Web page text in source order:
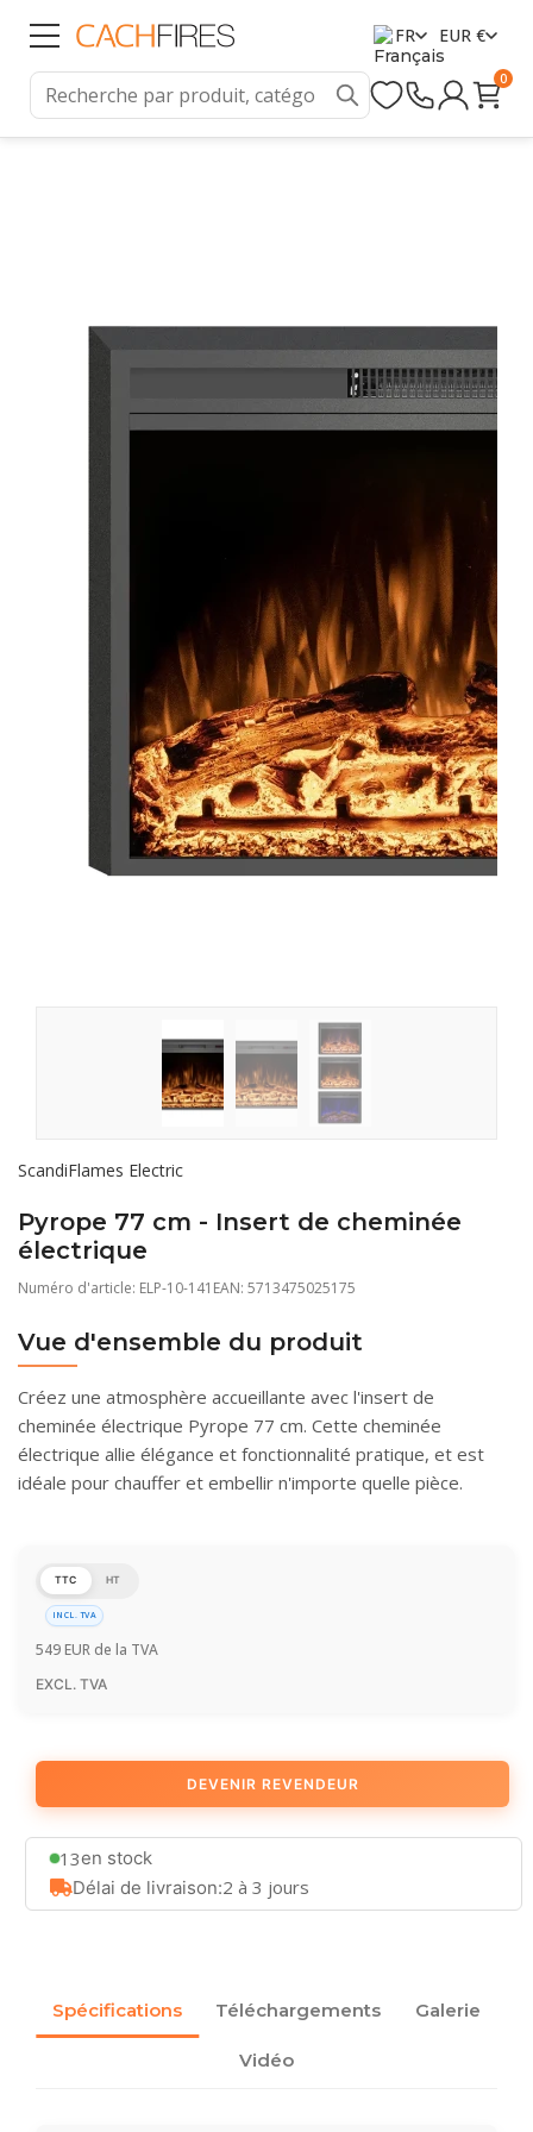
FR EUR €
0
ScandiFlames Electric
Pyrope 77 cm - Insert de cheminée
électrique
Numéro d'article: ELP-10-141 EAN: 5713475025175
Vue d'ensemble du produit
Créez une atmosphère accueillante avec l'insert de
cheminée électrique Pyrope 77 cm. Cette cheminée
électrique allie élégance et fonctionnalité pratique, et est
idéale pour chauffer et embellir n'importe quelle pièce.
TTC HT
INCL. TVA
549EUR de la TVA
EXCL. TVA
DEVENIR REVENDEUR
13en stock
Délai de livraison:2 à 3 jours
Spécifications Téléchargements Galerie
Vidéo